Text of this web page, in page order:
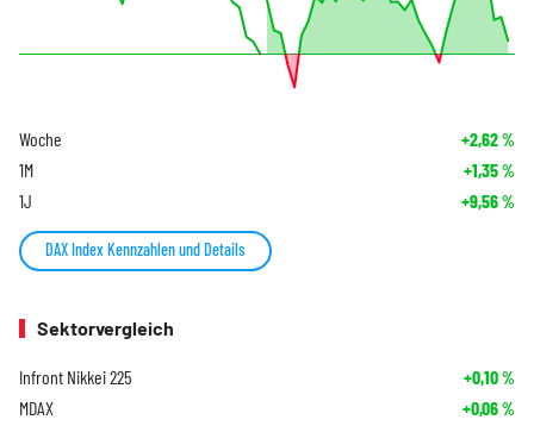
Woche +2,62%
1M +1,35%
1J +9,56%
DAX Index Kennzahlen und Details
Sektorvergleich
Infront Nikkei 225 +0,10%
MDAX +0,06%